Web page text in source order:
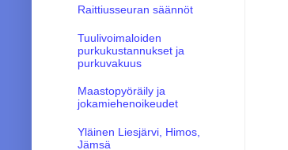
Raittiusseuran säännöt
Tuulivoimaloiden
purkukustannukset ja
purkuvakuus
Maastopyöräily ja
jokamiehenoikeudet
Yläinen Liesjärvi, Himos,
Jämsä